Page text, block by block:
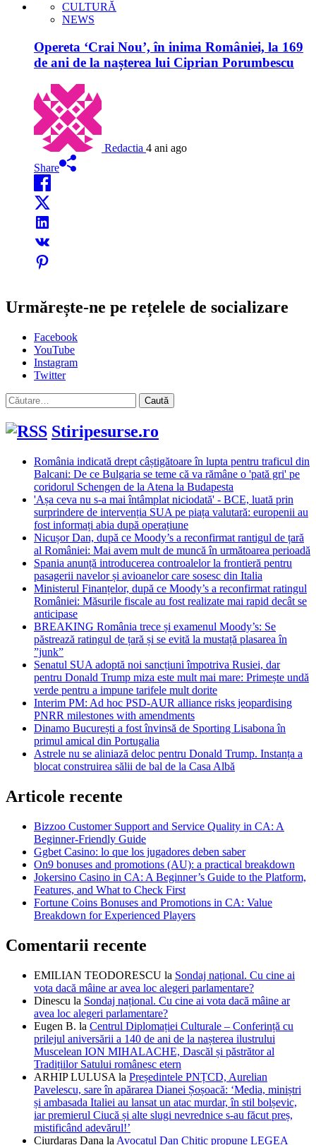
CULTURĂ
NEWS
Opereta ‘Crai Nou’, în inima României, la 169
de ani de la nașterea lui Ciprian Porumbescu
Redactia 4 ani ago
Share
Urmărește-ne pe rețelele de socializare
Facebook
YouTube
Instagram
Twitter
Caută
după:
Stiripesurse.ro
România indicată drept câștigătoare în lupta pentru traficul din
Balcani: De ce Bulgaria se teme că va rămâne o 'pată gri' pe
coridorul Schengen de la Atena la Budapesta
'Așa ceva nu s-a mai întâmplat niciodată' - BCE, luată prin
surprindere de intervenția SUA pe piața valutară: europenii au
fost informați abia după operațiune
Nicușor Dan, după ce Moody’s a reconfirmat rantigul de țară
al României: Mai avem mult de muncă în următoarea perioadă
Spania anunță introducerea controalelor la frontieră pentru
pasagerii navelor și avioanelor care sosesc din Italia
Ministerul Finanțelor, după ce Moody’s a reconfirmat ratingul
României: Măsurile fiscale au fost realizate mai rapid decât se
anticipase
BREAKING România trece și examenul Moody’s: Se
păstrează ratingul de țară și se evită la mustață plasarea în
”junk”
Senatul SUA adoptă noi sancțiuni împotriva Rusiei, dar
pentru Donald Trump miza este mult mai mare: Primește undă
verde pentru a impune tarifele mult dorite
Interim PM: Ad hoc PSD-AUR alliance risks jeopardising
PNRR milestones with amendments
Dinamo București a fost învinsă de Sporting Lisabona în
primul amical din Portugalia
Astrele nu se aliniază deloc pentru Donald Trump. Instanța a
blocat construirea sălii de bal de la Casa Albă
Articole recente
Bizzoo Customer Support and Service Quality in CA: A
Beginner-Friendly Guide
Ggbet Casino: lo que los jugadores deben saber
On9 bonuses and promotions (AU): a practical breakdown
Jokersino Casino in CA: A Beginner’s Guide to the Platform,
Features, and What to Check First
Fortune Coins Bonuses and Promotions in CA: Value
Breakdown for Experienced Players
Comentarii recente
EMILIAN TEODORESCU la Sondaj național. Cu cine ai
vota dacă mâine ar avea loc alegeri parlamentare?
Dinescu la Sondaj național. Cu cine ai vota dacă mâine ar
avea loc alegeri parlamentare?
Eugen B. la Centrul Diplomației Culturale – Conferință cu
prilejul aniversării a 140 de ani de la nașterea ilustrului
Muscelean ION MIHALACHE, Dascăl și păstrător al
Tradițiilor Satului românesc etern
ARHIP LULUSA la Președintele PNȚCD, Aurelian
Pavelescu, sare în apărarea Dianei Șoșoacă: ‘Media, miniștri
și ambasada Italiei au lansat un atac murdar, în stil bolșevic,
iar premierul Ciucă și alte slugi nevrednice s-au făcut preș,
mistificând adevărul!’
Ciurdaras Dana la Avocatul Dan Chitic propune LEGEA